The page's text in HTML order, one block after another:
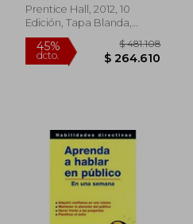
45%
dcto.
Prentice Hall, 2012, 10
Edición, Tapa Blanda,
Nuevo